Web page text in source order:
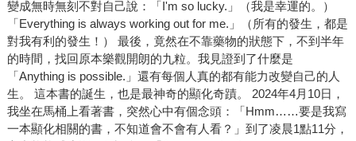
變成無時無刻不對自己說：「I'm so lucky.」（我是幸運的。）
「Everything is always working out for me.」（所有的發生，都是
對我有利的發生！） 最後，竟然在不靠藥物的狀態下，不到半年
的時間，找回原本樂觀開朗的九粒。我見證到了什麼是
「Anything is possible.」還有每個人真的都有能力改變自己的人
生。 這本書的誕生，也是最神奇的顯化奇蹟。 2024年4月10日，
我坐在馬桶上看著書，突然心中有個念頭：「Hmm……要是我寫
一本顯化相關的書，不知道會不會有人看？」到了凌晨1點11分，